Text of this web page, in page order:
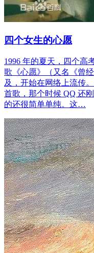
四个女生的心愿
1996 年的夏天，四个高
歌《心愿》（又名《曾
及，开始在网络上流传
首歌，那个时候 QQ 还
的还很简单单纯。这…